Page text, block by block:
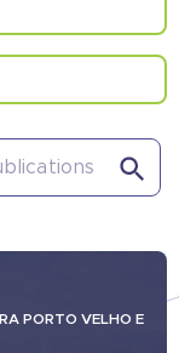
Search
PORTO VELHO E